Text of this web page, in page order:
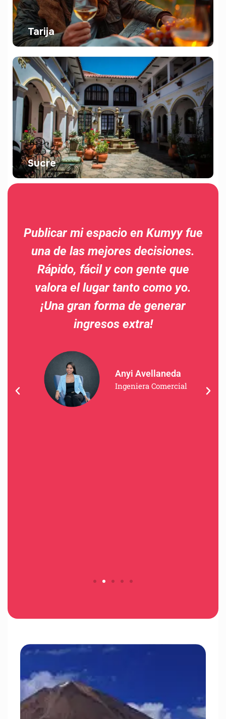
Tarija
Sucre
Publicar mi espacio en Kumyy fue
una de las mejores decisiones.
Rápido, fácil y con gente que
valora el lugar tanto como yo.
¡Una gran forma de generar
ingresos extra!
Anyi Avellaneda
Ingeniera Comercial